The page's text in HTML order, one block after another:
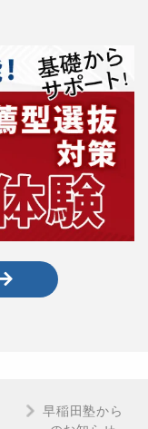
早稲田塾から